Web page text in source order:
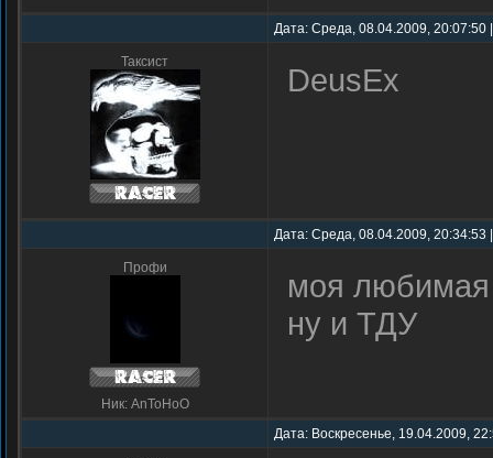
Дата: Среда, 08.04.2009,
Таксист DeusEx
Дата: Среда, 08.04.2009,
Профи
Ник: AnToHoO
моя любимая
ну и ТДУ
Дата: Воскресенье, 19.04.2009,